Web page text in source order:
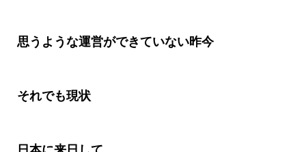
思うような運営ができていない昨今
それでも現状